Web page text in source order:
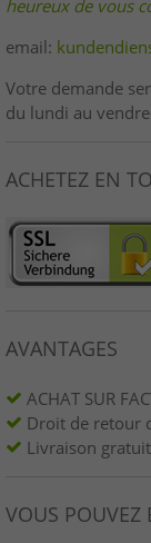
heureux de vous
email:
Votre demande
du lundi au
ACHETEZ EN
AVANTAGES
ACHAT SUR
Droit de retour
Livraison
VOUS POUVEZ